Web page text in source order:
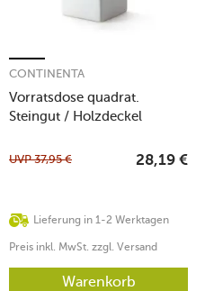
Vorratsdose quadrat.
Steingut / Holzdeckel
CONTINENTA
Lieferung in 1-2 Werktagen
UVP37,95 € 28,19 €
Preis inkl. MwSt. zzgl. Versand
Warenkorb